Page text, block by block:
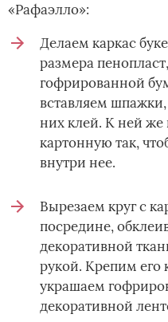
«Рафаэлло»:
Делаем каркас
размера
гофрированной
вставляем
них клей. К ней же
картонную так,
внутри нее.
Вырезаем круг с
посредине,
декоративной
рукой. Крепим его
украшаем
декоративной